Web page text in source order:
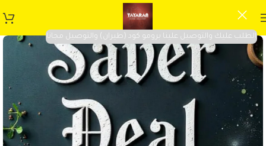
الطلب عليك والتوصيل علينا برومو كود (طيران) والتوصيل مجانا